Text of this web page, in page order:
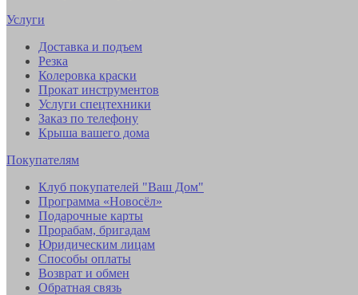
Услуги
Доставка и подъем
Резка
Колеровка краски
Прокат инструментов
Услуги спецтехники
Заказ по телефону
Крыша вашего дома
Покупателям
Клуб покупателей "Ваш Дом"
Программа «Новосёл»
Подарочные карты
Прорабам, бригадам
Юридическим лицам
Способы оплаты
Возврат и обмен
Обратная связь